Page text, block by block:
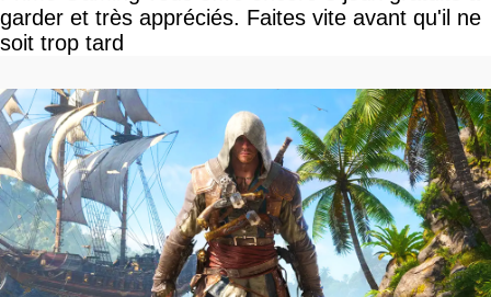
garder et très appréciés. Faites vite avant qu'il ne
soit trop tard